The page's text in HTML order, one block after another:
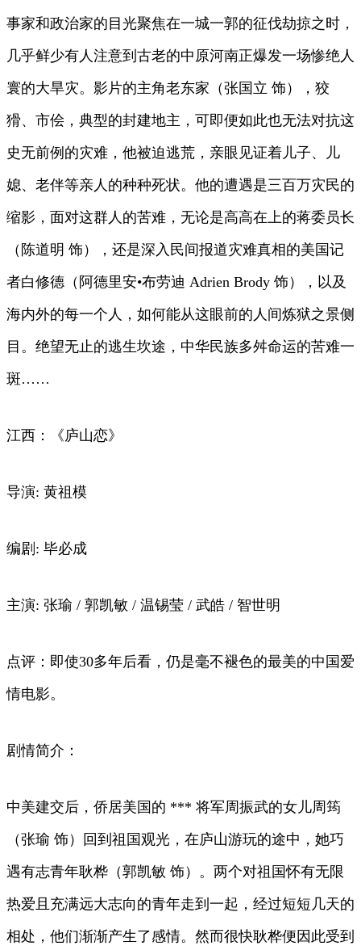
事家和政治家的目光聚焦在一城一郭的征伐劫掠之时，
几乎鲜少有人注意到古老的中原河南正爆发一场惨绝人
寰的大旱灾。影片的主角老东家（张国立 饰），狡
猾、市侩，典型的封建地主，可即便如此也无法对抗这
史无前例的灾难，他被迫逃荒，亲眼见证着儿子、儿
媳、老伴等亲人的种种死状。他的遭遇是三百万灾民的
缩影，面对这群人的苦难，无论是高高在上的蒋委员长
（陈道明 饰），还是深入民间报道灾难真相的美国记
者白修德（阿德里安•布劳迪 Adrien Brody 饰），以及
海内外的每一个人，如何能从这眼前的人间炼狱之景侧
目。绝望无止的逃生坎途，中华民族多舛命运的苦难一
斑……
江西：《庐山恋》
导演: 黄祖模
编剧: 毕必成
主演: 张瑜 / 郭凯敏 / 温锡莹 / 武皓 / 智世明
点评：即使30多年后看，仍是毫不褪色的最美的中国爱
情电影。
剧情简介：
中美建交后，侨居美国的 *** 将军周振武的女儿周筠
（张瑜 饰）回到祖国观光，在庐山游玩的途中，她巧
遇有志青年耿桦（郭凯敏 饰）。两个对祖国怀有无限
热爱且充满远大志向的青年走到一起，经过短短几天的
相处，他们渐渐产生了感情。然而很快耿桦便因此受到